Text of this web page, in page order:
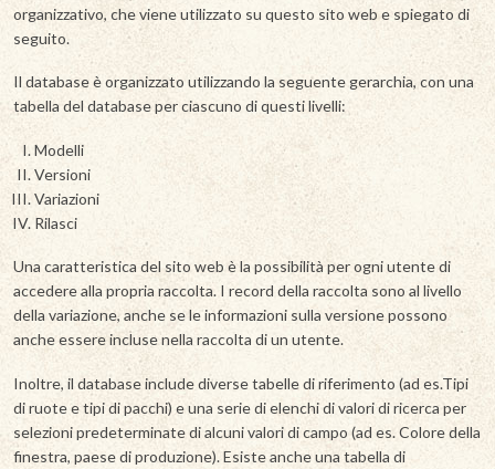
organizzativo, che viene utilizzato su questo sito web e spiegato di
seguito.
Il database è organizzato utilizzando la seguente gerarchia, con una
tabella del database per ciascuno di questi livelli:
Modelli
Versioni
Variazioni
Rilasci
Una caratteristica del sito web è la possibilità per ogni utente di
accedere alla propria raccolta. I record della raccolta sono al livello
della variazione, anche se le informazioni sulla versione possono
anche essere incluse nella raccolta di un utente.
Inoltre, il database include diverse tabelle di riferimento (ad es.Tipi
di ruote e tipi di pacchi) e una serie di elenchi di valori di ricerca per
selezioni predeterminate di alcuni valori di campo (ad es. Colore della
finestra, paese di produzione). Esiste anche una tabella di